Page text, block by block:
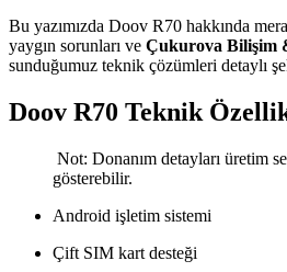
Bu yazımızda Doov R70 hakkında
yaygın sorunları ve Çukurova Bilişim
sunduğumuz teknik çözümleri detaylı
Doov R70 Teknik
Not: Donanım detayları üretim
gösterebilir.
Android işletim sistemi
Çift SIM kart desteği